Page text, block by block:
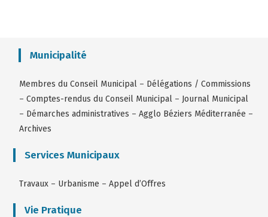
Municipalité
Membres du Conseil Municipal – Délégations / Commissions
–Comptes-rendus du Conseil Municipal – Journal Municipal
– Démarches administratives –Agglo Béziers Méditerranée –
Archives
Services Municipaux
Travaux – Urbanisme –Appel d’Offres
Vie Pratique